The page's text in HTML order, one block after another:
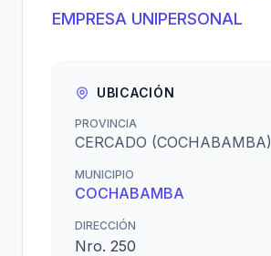
EMPRESA UNIPERSONAL
UBICACIÓN
PROVINCIA
CERCADO (COCHABAMBA)
MUNICIPIO
COCHABAMBA
DIRECCIÓN
Nro. 250